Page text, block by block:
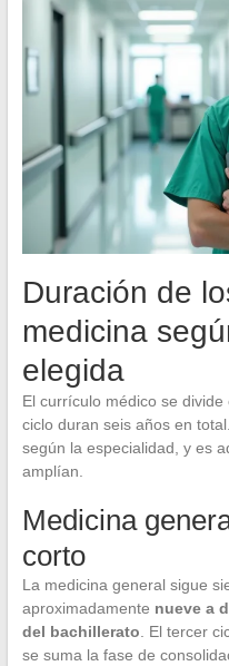
Duración de
medicina
elegida
El currículo médico se
ciclo duran seis años en
según la especialidad, y es
amplían.
Medicina
corto
La medicina general sigue
aproximadamente nueve a
del bachillerato. El tercer
se suma la fase de